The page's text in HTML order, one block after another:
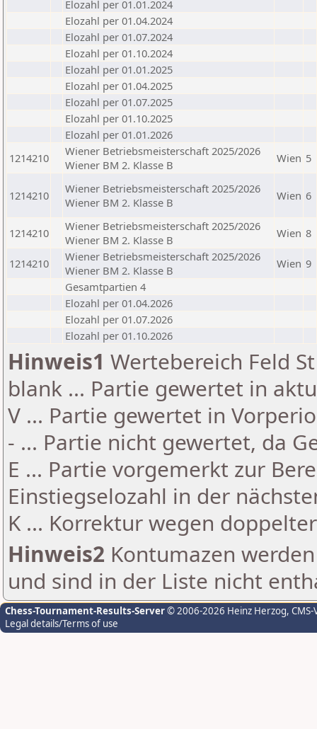
Elozahl per 01.01.2024
Elozahl per 01.04.2024
Elozahl per 01.07.2024
Elozahl per 01.10.2024
Elozahl per 01.01.2025
Elozahl per 01.04.2025
Elozahl per 01.07.2025
Elozahl per 01.10.2025
Elozahl per 01.01.2026
1214210
Wiener Betriebsmeisterschaft 2025/2026
Wiener BM 2. Klasse B
Wien 5
1214210
Wiener Betriebsmeisterschaft 2025/2026
Wiener BM 2. Klasse B
Wien 6
1214210
Wiener Betriebsmeisterschaft 2025/2026
Wiener BM 2. Klasse B
Wien 8
1214210
Wiener Betriebsmeisterschaft 2025/2026
Wiener BM 2. Klasse B
Wien 9
Gesamtpartien 4
Elozahl per 01.04.2026
Elozahl per 01.07.2026
Elozahl per 01.10.2026
Hinweis1 Wertebereich Feld
blank ... Partie gewertet in
V ... Partie gewertet in
- ... Partie nicht gewertet, da
E ... Partie vorgemerkt zur
Einstiegselozahl in der
K ... Korrektur wegen
Hinweis2 Kontumazen
und sind in der Liste nicht
Chess-Tournament-Results-Server© 2006-2026 Heinz Herzog,
Legal details/Terms of use